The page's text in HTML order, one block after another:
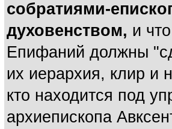
собратиями-
духовенством, и
Епифаний должны
их иерархия, клир и
кто находится под
архиепископа